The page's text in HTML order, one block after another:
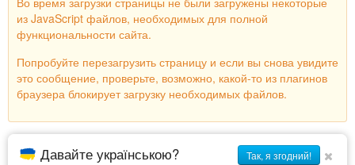
из JavaScript файлов, необходимых для полной
функциональности сайта.
Попробуйте перезагрузить страницу и если вы снова увидите
это сообщение, проверьте, возможно, какой-то из плагинов
браузера блокирует загрузку необходимых файлов.
Давайте українською? Так, я згодний!